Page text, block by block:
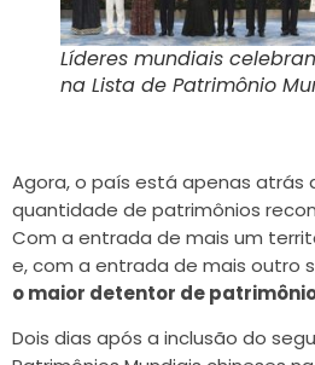
Líderes mundiais
na Lista de Patrimônio
Agora, o país está apenas atrás
quantidade de patrimônios
Com a entrada de mais um
e, com a entrada de mais outro
o maior detentor de
Dois dias após a inclusão do